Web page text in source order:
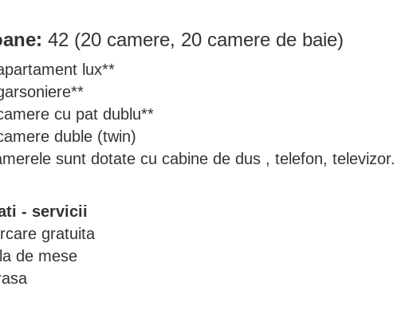
42 (20 camere, 20 camere de baie)
lux**
cu pat dublu**
duble (twin)
sunt dotate cu cabine de dus , telefon, televizor.
- servicii
gratuita
de mese